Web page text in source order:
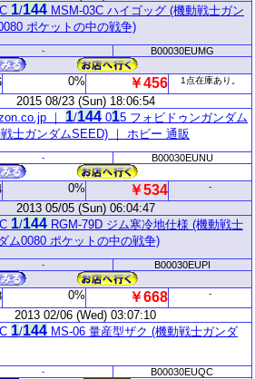
1/144 MSM-03C ハイゴッグ (機動戦士ガン
ポケットの中の戦争)
- B00030EUMG
0% ￥456 1点在庫あり。
2015 08/23 (Sun) 18:06:54
｜ 1/144 015 フォビドゥンガンダム
士ガンダムSEED) ｜ ホビー 通販
- B00030EUNU
0% ￥534 -
2013 05/05 (Sun) 06:04:47
1/144 RGM-79D ジム寒冷地仕様 (機動戦士
ム0080 ポケットの中の戦争)
- B00030EUPI
0% ￥668 -
2013 02/06 (Wed) 03:07:10
1/144 MS-06 量産型ザク (機動戦士ガンダ
- B00030EUQC